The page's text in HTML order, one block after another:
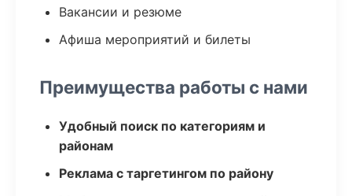
Вакансии и резюме
Афиша мероприятий и билеты
Преимущества работы с нами
Удобный поиск по категориям и
районам
Реклама с таргетингом по району